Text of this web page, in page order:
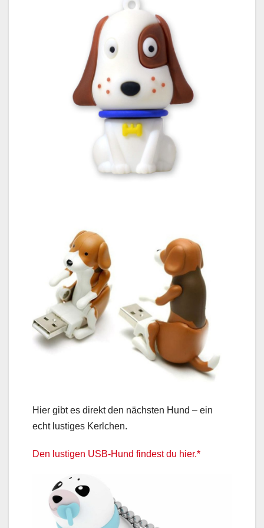
Hier gibt es direkt den nächsten Hund – ein
echt lustiges Kerlchen.
Den lustigen USB-Hund findest du hier.*